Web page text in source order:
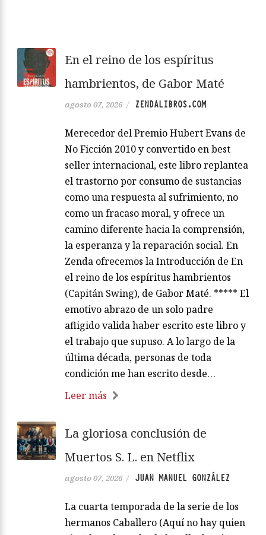
En el reino de los espíritus
hambrientos, de Gabor Maté
agosto 07, 2026 / ZENDALIBROS.COM
Merecedor del Premio Hubert Evans de
No Ficción 2010 y convertido en best
seller internacional, este libro replantea
el trastorno por consumo de sustancias
como una respuesta al sufrimiento, no
como un fracaso moral, y ofrece un
camino diferente hacia la comprensión,
la esperanza y la reparación social. En
Zenda ofrecemos la Introducción de En
el reino de los espíritus hambrientos
(Capitán Swing), de Gabor Maté. ***** El
emotivo abrazo de un solo padre
afligido valida haber escrito este libro y
el trabajo que supuso. A lo largo de la
última década, personas de toda
condición me han escrito desde…
Leer más
La gloriosa conclusión de
Muertos S. L. en Netflix
agosto 07, 2026 / JUAN MANUEL GONZÁLEZ
La cuarta temporada de la serie de los
hermanos Caballero (Aquí no hay quien